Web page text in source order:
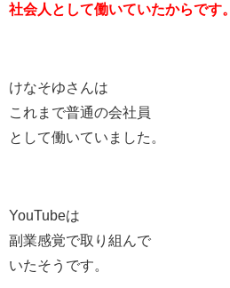
社会人として働いていたからです。
けなそゆさんは
これまで普通の会社員
として働いていました。
YouTubeは
副業感覚で取り組んで
いたそうです。